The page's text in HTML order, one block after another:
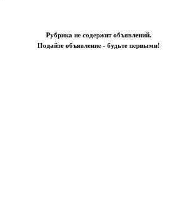
Рубрика не содержит объявлений.
Подайте объявление - будьте первыми!